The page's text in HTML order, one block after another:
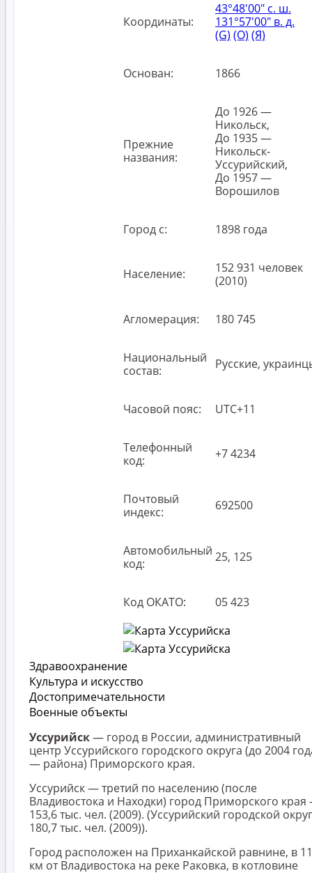
Координаты:
43°48′00″ с. ш.
131°57′00″ в. д.
(G) (O) (Я)
Основан: 1866
Прежние
названия:
До 1926 —
Никольск,
До 1935 —
Никольск-
Уссурийский,
До 1957 —
Ворошилов
Город с: 1898 года
Население:
152 931 человек
(2010)
Агломерация: 180 745
Национальный
состав:
Русские,
Часовой пояс: UTC+11
Телефонный
код:
+7 4234
Почтовый
индекс:
692500
Автомобильный
код:
25, 125
Код ОКАТО: 05 423
Здравоохранение
Культура и искусство
Достопримечательности
Военные объекты
Уссурийск— город в России, административный
центр Уссурийского городского округа (до 2004
— района) Приморского края.
Уссурийск — третий по населению (после
Владивостока и Находки) город Приморского
153,6 тыс. чел. (2009). (Уссурийский городской
180,7 тыс. чел. (2009)).
Город расположен на Приханкайской равнине, в
км от Владивостока на реке Раковка, в котловине